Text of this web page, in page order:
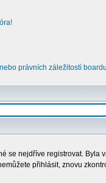
právních záležitostí
se nejdříve registrovat.
přihlásit, znovu